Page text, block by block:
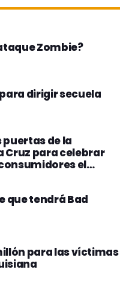
Zombie?
dirigir secuela
puertas de la
Cruz para celebrar
el
que tendrá Bad
para las víctimas